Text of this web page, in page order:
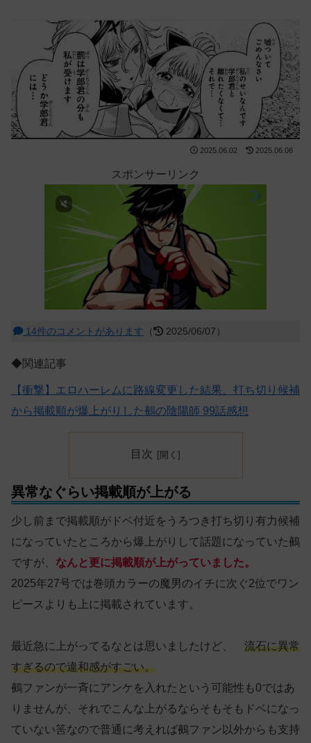
2025.06.02 2025.06.06
スポンサーリンク
14件のコメントがあります （ 2025/06/07）
◆関連記事
【衝撃】エロハーレムに路線変更した結果、打ち切り候補
から掲載順が爆上がりした鵺の陰陽師 99話感想
目次
異常なぐらい掲載順が上がる
少し前まで掲載順がドベ付近をうろつき打ち切り有力候補
になっていたところから爆上がりして話題になっていた鵺
ですが、 なんと更に掲載順が上がっていました。
2025年27号では巻頭カラーの魔男のイチに次ぐ2位でワン
ピースよりも上に掲載されています。
最近急に上がってるなとは思いましたけど、 流石に異常
すぎるので違和感がすごい。
鵺ファンが一斉にアンケを入れたという可能性も0ではあ
りませんが、それでこんな上がるならそもそもドベになっ
ていない筈なので普通に考えれば鵺ファン以外からも支持